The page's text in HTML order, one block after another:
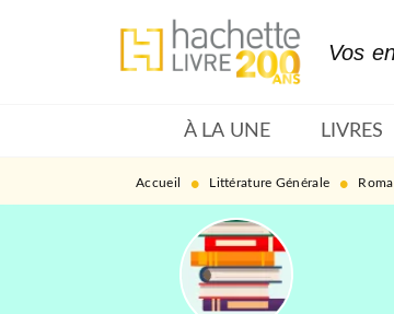
MENU RECHERCHE
Vos
À LA UNE LIVRES
Accueil • Littérature Générale •